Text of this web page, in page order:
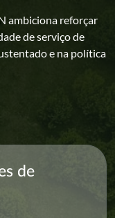
ambiciona reforçar
de serviço de
e na política
de